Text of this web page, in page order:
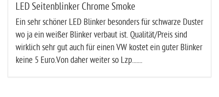
LED Seitenblinker Chrome Smoke
Ein sehr schöner LED Blinker besonders für schwarze Duster
wo ja ein weißer Blinker verbaut ist. Qualität/Preis sind
wirklich sehr gut auch für einen VW kostet ein guter Blinker
keine 5 Euro.Von daher weiter so Lzp.......